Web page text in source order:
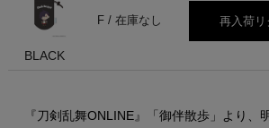
BLACK
F / 在庫なし 再入荷リ
『刀剣乱舞ONLINE』「御伴散歩」より、